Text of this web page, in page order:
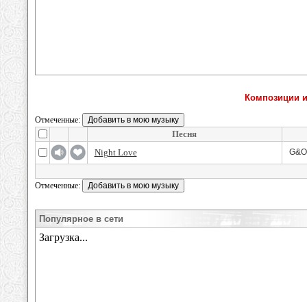
Композиции
Отмеченные:
Песня
Night Love
Отмеченные:
Популярное в сети